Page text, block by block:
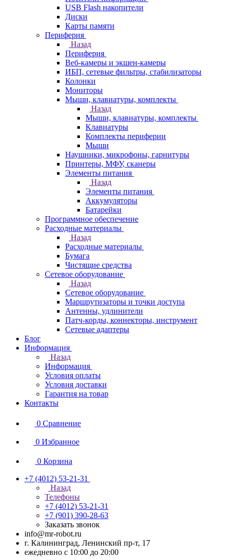
USB Flash накопители
Диски
Карты памяти
Периферия
Назад
Периферия
Веб-камеры и экшен-камеры
ИБП, сетевые фильтры, стабилизаторы
Колонки
Мониторы
Мыши, клавиатуры, комплекты
Назад
Мыши, клавиатуры, комплекты
Клавиатуры
Комплекты периферии
Мыши
Наушники, микрофоны, гарнитуры
Принтеры, МФУ, сканеры
Элементы питания
Назад
Элементы питания
Аккумуляторы
Батарейки
Программное обеспечение
Расходные материалы
Назад
Расходные материалы
Бумага
Чистящие средства
Сетевое оборудование
Назад
Сетевое оборудование
Маршрутизаторы и точки доступа
Антенны, удлинители
Патч-корды, коннекторы, инструмент
Сетевые адаптеры
Блог
Информация
Назад
Информация
Условия оплаты
Условия доставки
Гарантия на товар
Контакты
0 Сравнение
0 Избранное
0 Корзина
+7 (4012) 53-21-31
Назад
Телефоны
+7 (4012) 53-21-31
+7 (901) 390-28-63
Заказать звонок
info@mr-robot.ru
г. Калининград, Ленинский пр-т, 17
ежедневно с 10:00 до 20:00